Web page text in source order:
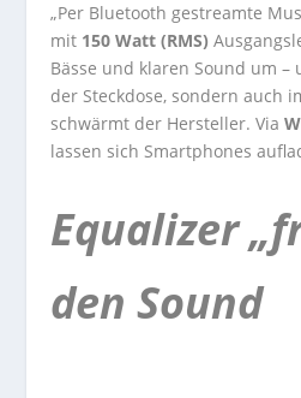
„Per Bluetooth gestreamte
mit 150 Watt (RMS)
Bässe und klaren Sound um
der Steckdose, sondern auch
schwärmt der Hersteller. Via
lassen sich Smartphones
Equalizer
den Sound